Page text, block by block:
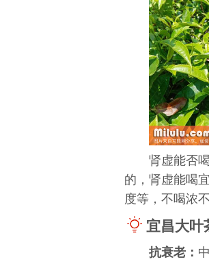
肾虚能否
的，肾虚能喝
度等，不喝浓
宜昌大叶
抗衰老：